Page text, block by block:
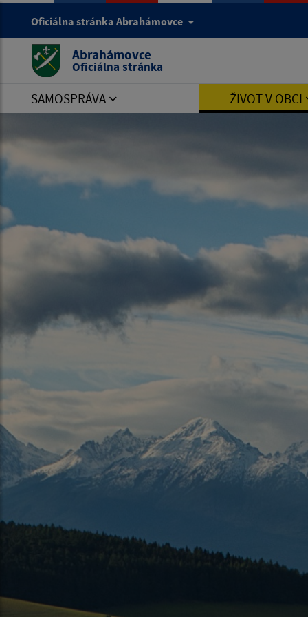
Oficiálna stránka Abrahámovce
Abrahámovce
Oficiálna stránka
SAMOSPRÁVA ŽIVOT V OBCI